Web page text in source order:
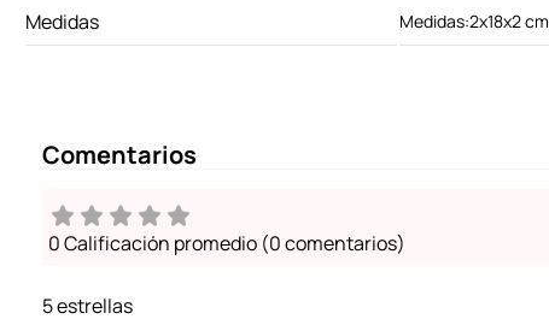
Medidas Medidas:2x18x2 cm
Comentarios
0 Calificación promedio (0 comentarios)
5 estrellas